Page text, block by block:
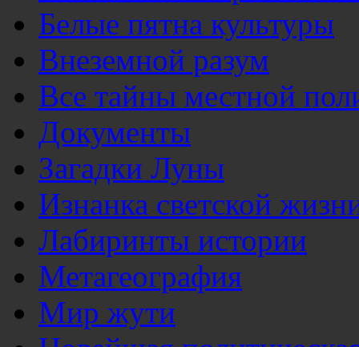
Белые пятна культуры
Внеземной разум
Все тайны местной
Документы
Загадки Луны
Изнанка светской
Лабиринты истории
Метагеография
Мир жути